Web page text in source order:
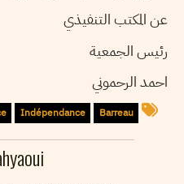
عن المكتب التنفيذي
رئيس الجمعية
احمد الرحموني
Barreau
Indépendance